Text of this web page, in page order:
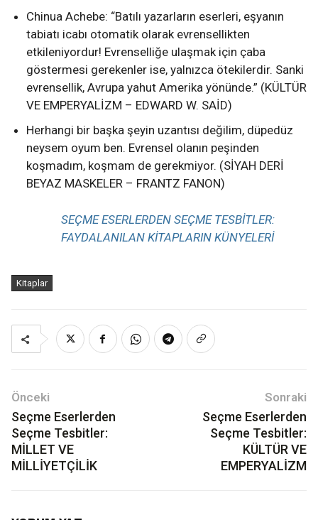
Chinua Achebe: “Batılı yazarların eserleri, eşyanın
tabiatı icabı otomatik olarak evrensellikten
etkileniyordur! Evrenselliğe ulaşmak için çaba
göstermesi gerekenler ise, yalnızca ötekilerdir. Sanki
evrensellik, Avrupa yahut Amerika yönünde.” (KÜLTÜR
VE EMPERYALİZM – EDWARD W. SAİD)
Herhangi bir başka şeyin uzantısı değilim, düpedüz
neysem oyum ben. Evrensel olanın peşinden
koşmadım, koşmam de gerekmiyor. (SİYAH DERİ
BEYAZ MASKELER – FRANTZ FANON)
SEÇME ESERLERDEN SEÇME TESBITLER:
FAYDALANILAN KİTAPLARIN KÜNYELERİ
Kitaplar
Önceki
Seçme Eserlerden
Seçme Tesbitler:
MİLLET VE
MİLLİYETÇİLİK
Sonraki
Seçme Eserlerden
Seçme Tesbitler:
KÜLTÜR VE
EMPERYALİZM